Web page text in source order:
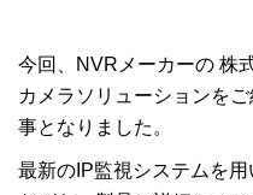
今回、NVRメーカーの 株
カメラソリューションを
事となりました。
最新のIP監視システムを